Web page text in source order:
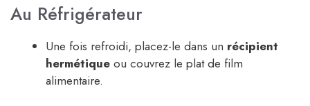
Au Réfrigérateur
Une fois refroidi, placez-le dans un récipient
hermétique ou couvrez le plat de film
alimentaire.